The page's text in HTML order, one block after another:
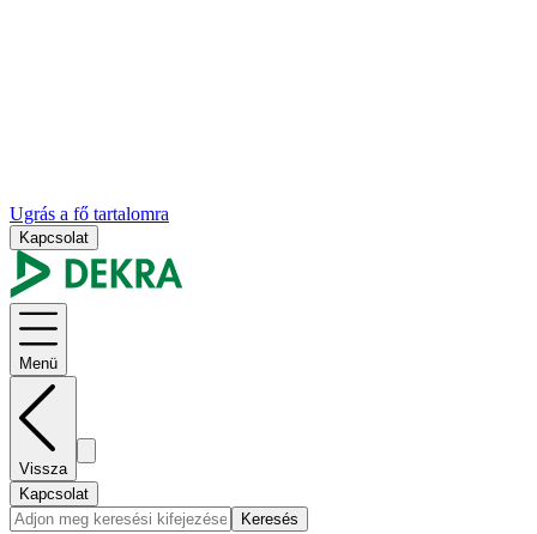
Ugrás a fő tartalomra
Kapcsolat
Menü
Vissza
Kapcsolat
Keresés